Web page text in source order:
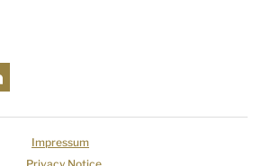
Impressum